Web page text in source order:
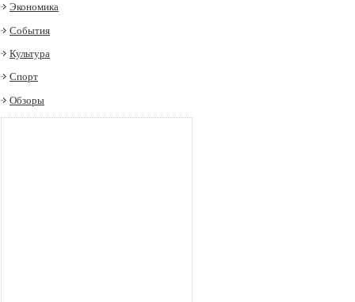
Экономика
События
Культура
Спорт
Обзоры